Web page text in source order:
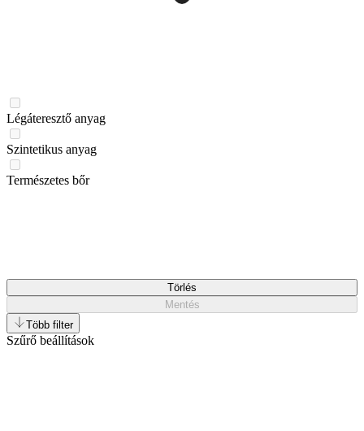
Légáteresztő anyag
Szintetikus anyag
Természetes bőr
Törlés
Mentés
Több filter
Szűrő beállítások